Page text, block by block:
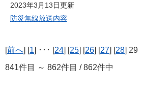
2023年3月13日更新
防災無線放送内容
[前へ] [1] ･･･ [24] [25] [26] [27] [28] 29
841件目 ～ 862件目 / 862件中